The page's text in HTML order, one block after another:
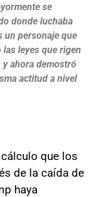
se
donde luchaba
un personaje que
leyes que rigen
ahora demostró
actitud a nivel
que los
de la caída de
haya